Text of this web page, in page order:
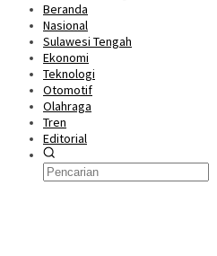
Beranda
Nasional
Sulawesi Tengah
Ekonomi
Teknologi
Otomotif
Olahraga
Tren
Editorial